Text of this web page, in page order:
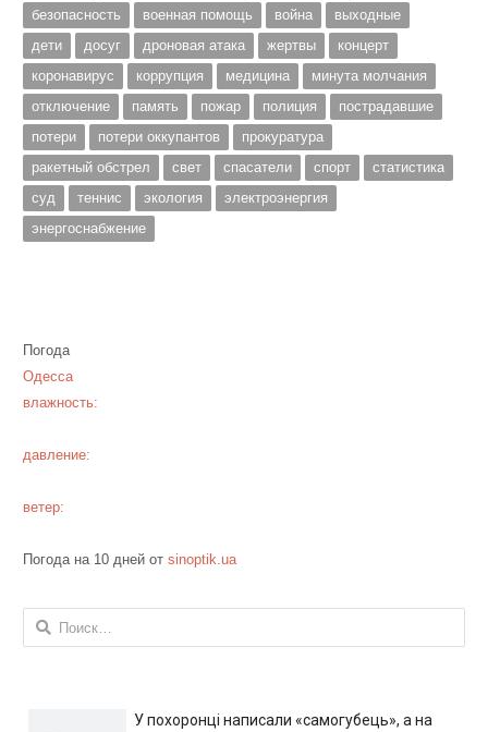
безопасность
военная помощь война
выходные
дети
досуг дроновая атака жертвы
концерт
коронавирус
коррупция медицина
минута молчания
отключение
память пожар полиция
пострадавшие
потери
потери оккупантов
прокуратура
ракетный обстрел
свет спасатели спорт
статистика
суд
теннис экология
электроэнергия
энергоснабжение
Погода
Одесса
влажность:
давление:
ветер:
Погода на 10 дней от sinoptik.ua
Найти:
У похоронці написали «самогубець», а на